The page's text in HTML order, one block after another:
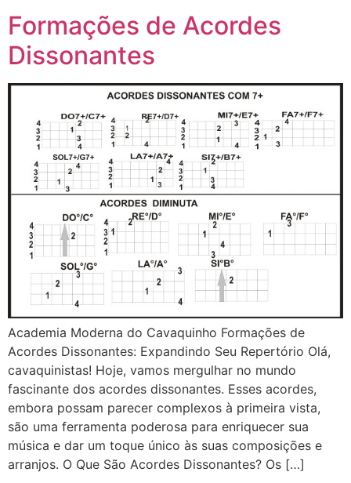
Formações de Acordes
Dissonantes
Academia Moderna do Cavaquinho Formações de
Acordes Dissonantes: Expandindo Seu Repertório Olá,
cavaquinistas! Hoje, vamos mergulhar no mundo
fascinante dos acordes dissonantes. Esses acordes,
embora possam parecer complexos à primeira vista,
são uma ferramenta poderosa para enriquecer sua
música e dar um toque único às suas composições e
arranjos. O Que São Acordes Dissonantes? Os […]